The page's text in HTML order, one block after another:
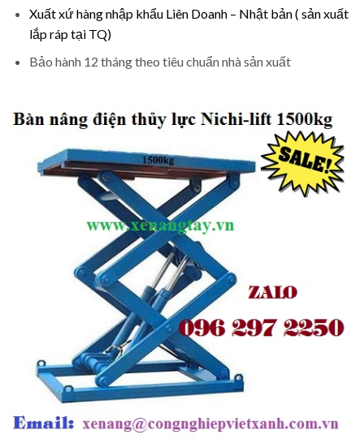
Xuất xứ hàng nhập khẩu Liên Doanh – Nhật bản ( sản xuất
lắp ráp tại TQ)
Bảo hành 12 tháng theo tiêu chuẩn nhà sản xuất